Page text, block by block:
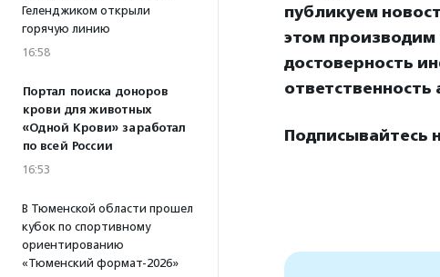
Геленджиком открыли
горячую линию
16:58
Портал поиска доноров
крови для животных
«Одной Крови» заработал
по всей России
16:53
В Тюменской области прошел
кубок по спортивному
ориентированию
«Тюменский формат-2026»
публикуем
этом производим
достоверность
ответственность
Подписывайтесь